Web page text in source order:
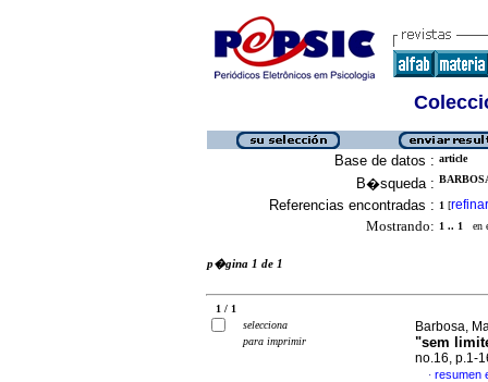
Base de datos : article
B�squeda :
Referencias encontradas : 1 [refinar
Mostrando: 1 .. 1 en
p�gina 1 de 1
1 / 1
selecciona
para imprimir
Barbosa,
"sem
no.16, p.1-
· resumen